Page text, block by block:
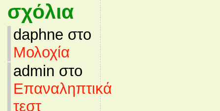
σχόλια
daphne στο
Μολοχία
admin στο
Επαναληπτικά
τεστ